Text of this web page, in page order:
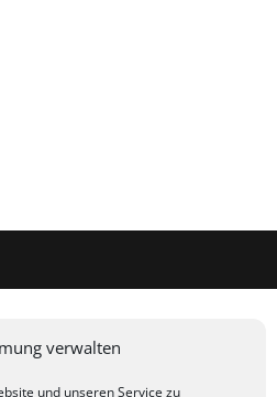
verwalten
und unseren Service zu